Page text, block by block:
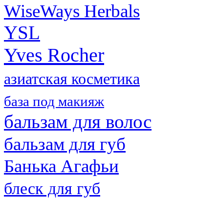
WiseWays Herbals
YSL
Yves Rocher
азиатская косметика
база под макияж
бальзам для волос
бальзам для губ
Банька Агафьи
блеск для губ